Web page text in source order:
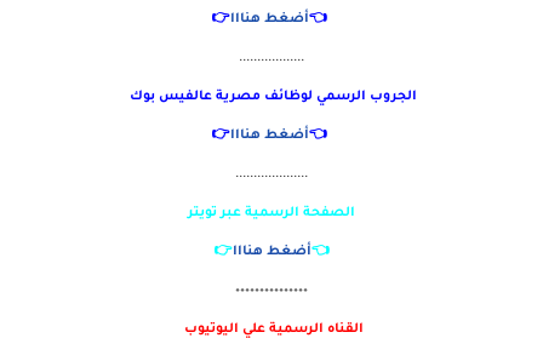
👈أضغط هنااا👉
..................
الجروب الرسمي لوظائف مصرية عالفيس بوك
👈أضغط هنااا👉
....................
الصفحة الرسمية عبر تويتر
👈أضغط هنااا👉
٠٠٠٠٠٠٠٠٠٠٠٠٠٠٠
القناه الرسمية علي اليوتيوب